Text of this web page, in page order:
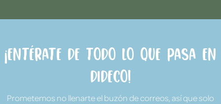
¡Entérate de todo lo que pasa en
Dideco!
Prometemos no llenarte el buzón de correos, así que solo